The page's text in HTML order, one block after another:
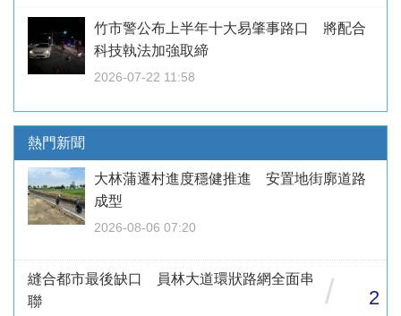
竹市警公布上半年十大易肇事路口 將配合
科技執法加強取締
2026-07-22 11:58
熱門新聞
大林蒲遷村進度穩健推進 安置地街廓道路
成型
2026-08-06 07:20
縫合都市最後缺口 員林大道環狀路網全面串
聯
/ 2